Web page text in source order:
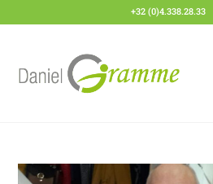
+32 (0)4.338.28.33